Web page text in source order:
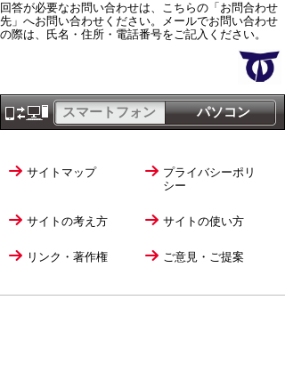
回答が必要なお問い合わせは、こちらの「お問合わせ
先」へお問い合わせください。メールでお問い合わせ
の際は、氏名・住所・電話番号をご記入ください。
パソコン
スマートフォン
サイトマップ
プライバシーポリ
シー
サイトの考え方 サイトの使い方
リンク・著作権 ご意見・ご提案